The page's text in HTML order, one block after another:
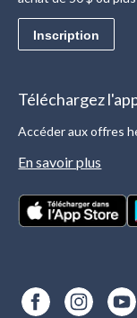
Inscription
Téléchargez
Accéder aux offres
En savoir plus